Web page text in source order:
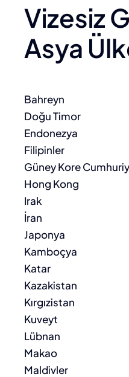
Vizesiz
Asya
Bahreyn
Doğu Timor
Endonezya
Filipinler
Güney Kore
Hong Kong
Irak
İran
Japonya
Kamboçya
Katar
Kazakistan
Kırgızistan
Kuveyt
Lübnan
Makao
Maldivler